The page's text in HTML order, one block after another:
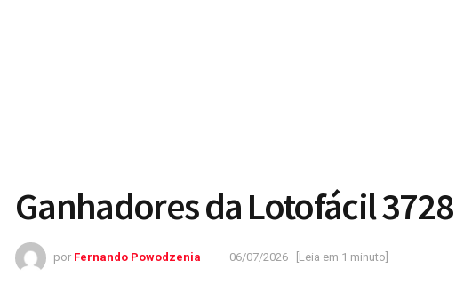
Ganhadores da Lotofácil 3728
por Fernando Powodzenia 06/07/2026 [Leia em 1 minuto]